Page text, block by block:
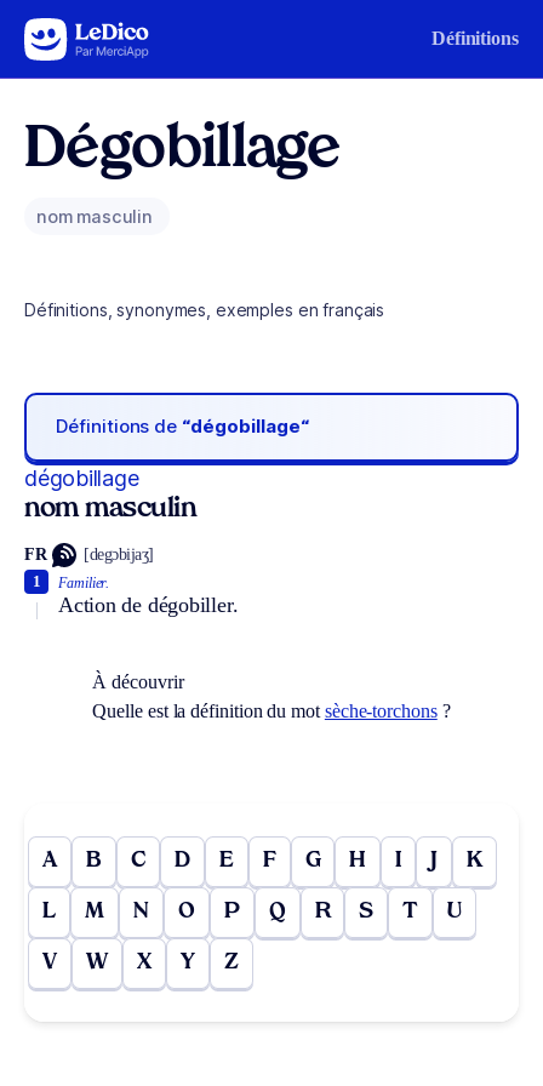
Aller au contenu Définitions
Dégobillage
nom masculin
Définitions, synonymes, exemples en français
Définitions de “dégobillage“
dégobillage
nom masculin
FR [degɔbijaʒ]
Familier.
Action de dégobiller.
1
À découvrir
Quelle est la définition du mot sèche-torchons?
A B C D E F G H I J K
L M N O P Q R S T U
V W X Y Z